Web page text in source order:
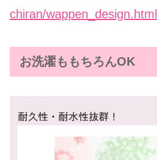
chiran/wappen_design.html
お洗濯ももちろんOK